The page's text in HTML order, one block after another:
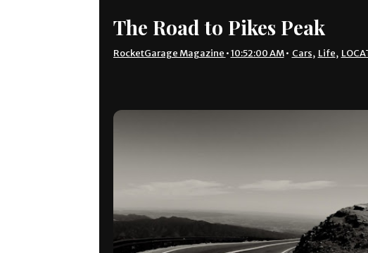
The Road to Pikes Peak
RocketGarage Magazine •10:52:00 AM • Cars, Life,